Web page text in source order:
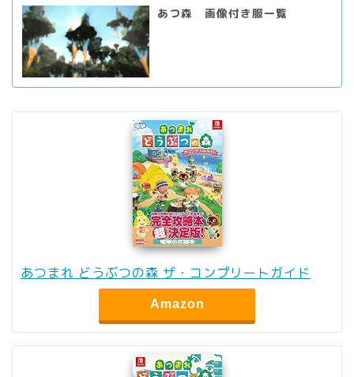
あつ森 画像付き服一覧
あつまれ どうぶつの森 ザ・コンプリートガイド
Amazon